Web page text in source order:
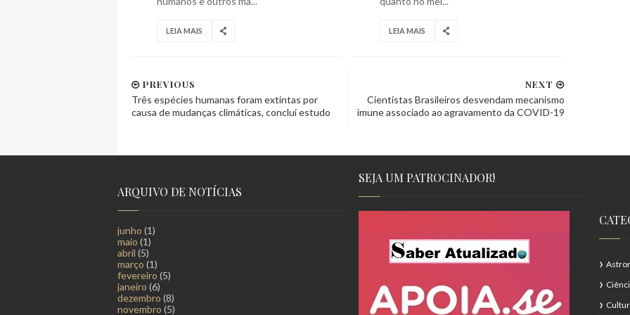
LEIA MAIS LEIA MAIS
NEXT
Cientistas Brasileiros desvendam mecanismo
imune associado ao agravamento da COVID-19
PREVIOUS
Três espécies humanas foram extintas por
causa de mudanças climáticas, conclui estudo
ARQUIVO DE NOTÍCIAS
junho (1)
maio (1)
abril (5)
março (1)
fevereiro (5)
janeiro (6)
dezembro (8)
novembro (5)
SEJA UM PATROCINADOR!